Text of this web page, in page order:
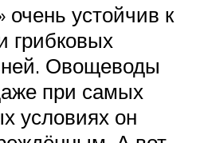
очень устойчив к
грибковых
Овощеводы
при самых
условиях он